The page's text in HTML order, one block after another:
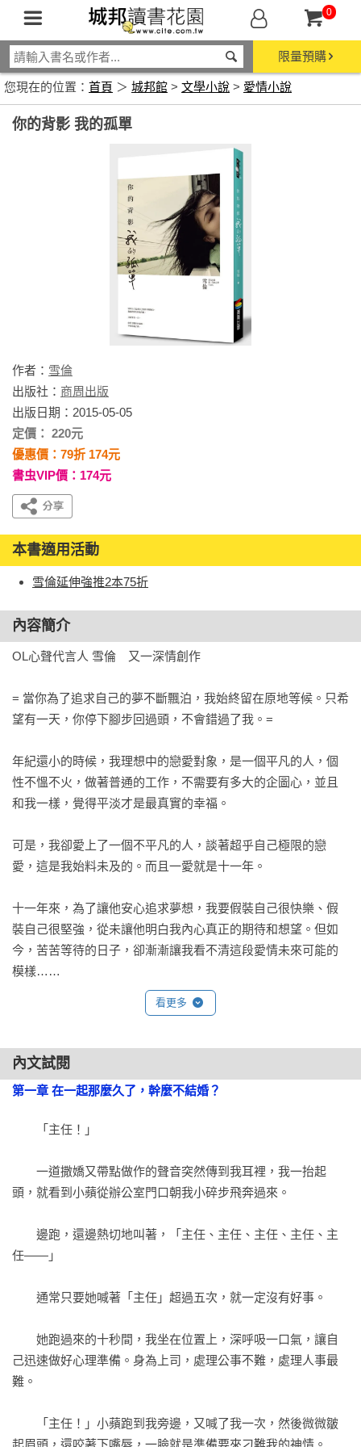
0
限量預購
您現在的位置： 首頁 ＞ 城邦館 > 文學小說 > 愛情小說
你的背影 我的孤單
作者： 雪倫
出版社： 商周出版
出版日期：2015-05-05
定價： 220元
優惠價：79折 174元
書虫VIP價：174元
本書適用活動
雪倫延伸強推2本75折
內容簡介
OL心聲代言人 雪倫　又一深情創作
= 當你為了追求自己的夢不斷飄泊，我始終留在原地等候。只希
望有一天，你停下腳步回過頭，不會錯過了我。=
年紀還小的時候，我理想中的戀愛對象，是一個平凡的人，個
性不慍不火，做著普通的工作，不需要有多大的企圖心，並且
和我一樣，覺得平淡才是最真實的幸福。
可是，我卻愛上了一個不平凡的人，談著超乎自己極限的戀
愛，這是我始料未及的。而且一愛就是十一年。
十一年來，為了讓他安心追求夢想，我要假裝自己很快樂、假
裝自己很堅強，從未讓他明白我內心真正的期待和想望。但如
今，苦苦等待的日子，卻漸漸讓我看不清這段愛情未來可能的
模樣……
看更多
內文試閱
第一章 在一起那麼久了，幹麼不結婚？
「主任！」
一道撒嬌又帶點做作的聲音突然傳到我耳裡，我一抬起
頭，就看到小蘋從辦公室門口朝我小碎步飛奔過來。
邊跑，還邊熱切地叫著，「主任、主任、主任、主任、主
任——」
通常只要她喊著「主任」超過五次，就一定沒有好事。
她跑過來的十秒間，我坐在位置上，深呼吸一口氣，讓自
己迅速做好心理準備。身為上司，處理公事不難，處理人事最
難。
「主任！」小蘋跑到我旁邊，又喊了我一次，然後微微皺
起眉頭，還咬著下嘴唇，一臉就是準備要來刁難我的神情。